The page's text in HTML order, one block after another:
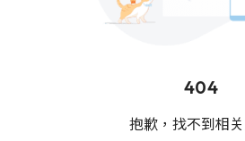
404
抱歉，找不到相